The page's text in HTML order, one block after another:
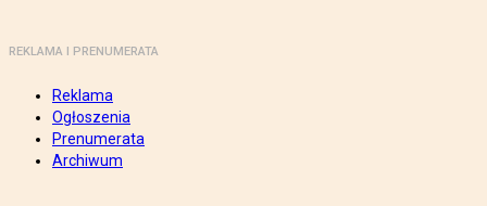
REKLAMA I PRENUMERATA
Reklama
Ogłoszenia
Prenumerata
Archiwum